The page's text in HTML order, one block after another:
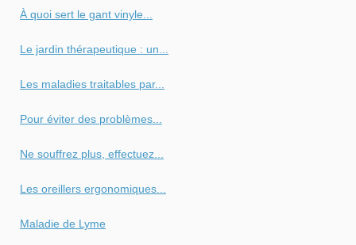
À quoi sert le gant vinyle...
Le jardin thérapeutique : un...
Les maladies traitables par...
Pour éviter des problèmes...
Ne souffrez plus, effectuez...
Les oreillers ergonomiques...
Maladie de Lyme